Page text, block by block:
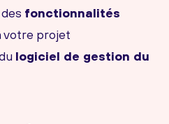
fonctionnalités
votre projet
logiciel de gestion du